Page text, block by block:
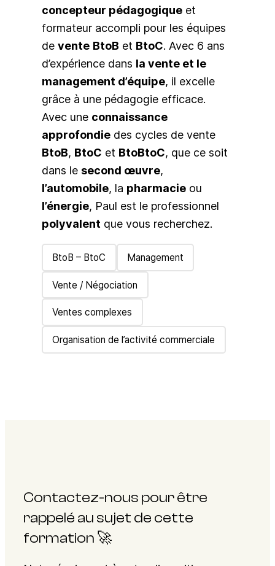
concepteur pédagogique et
formateur accompli pour les équipes
de vente BtoB et BtoC. Avec 6 ans
d’expérience dans la vente et le
management d’équipe, il excelle
grâce à une pédagogie efficace.
Avec une connaissance
approfondie des cycles de vente
BtoB, BtoC et BtoBtoC, que ce soit
dans le second œuvre,
l’automobile, la pharmacie ou
l’énergie, Paul est le professionnel
polyvalent que vous recherchez.
BtoB – BtoC Management
Vente / Négociation
Ventes complexes
Organisation de l’activité commerciale
Contactez-nous pour être
rappelé au sujet de cette
formation 🚀